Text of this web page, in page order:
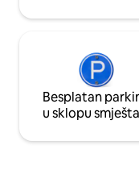
Besplatan
u sklopu